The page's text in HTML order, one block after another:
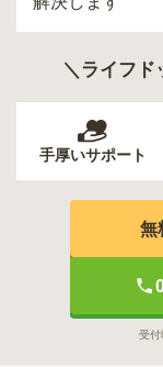
＼ライフド
手厚いサポート
無
受付